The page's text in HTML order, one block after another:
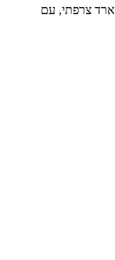
צרפתי, עם